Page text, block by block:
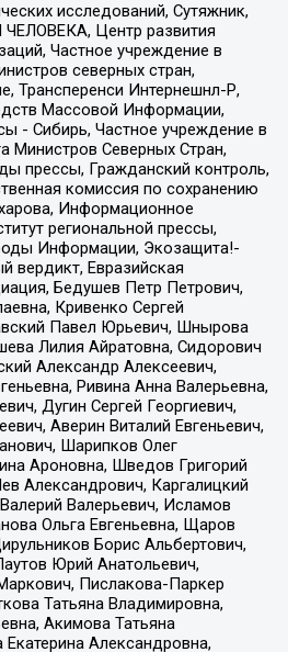
исследований, Сутяжник,
Центр развития
Частное учреждение в
северных стран,
Трансперенси Интернешнл-Р,
Массовой Информации,
- Сибирь, Частное учреждение в
Министров Северных Стран,
прессы, Гражданский контроль,
комиссия по сохранению
Информационное
региональной прессы,
Информации, Экозащита!-
вердикт, Евразийская
Бедушев Петр Петрович,
Кривенко Сергей
Павел Юрьевич, Шнырова
Лилия Айратовна, Сидорович
Александр Алексеевич,
Ривина Анна Валерьевна,
Дугин Сергей Георгиевич,
Аверин Виталий Евгеньевич,
Шарипков Олег
Ароновна, Шведов Григорий
Александрович, Каргалицкий
Валерьевич, Исламов
Ольга Евгеньевна, Щаров
Борис Альбертович,
Юрий Анатольевич,
Пислакова-Паркер
Татьяна Владимировна,
Акимова Татьяна
Александровна,